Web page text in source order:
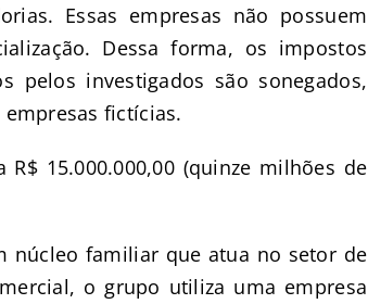
Essas empresas não possuem
Dessa forma, os impostos
pelos investigados são sonegados,
fictícias.
15.000.000,00 (quinze milhões de
núcleo familiar que atua no setor de
o grupo utiliza uma empresa